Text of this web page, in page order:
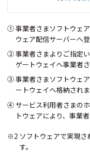
① 事業者さまソフトウェ
ウェア配信サーバーへ登
② 事業者さまよりご指定
ゲートウェイへ事業者
③ 事業者さまソフトウェ
ートウェイへ格納されま
④ サービス利用者さまの
トウェアにより、事業
※2 ソフトウェアで実現さ
す。